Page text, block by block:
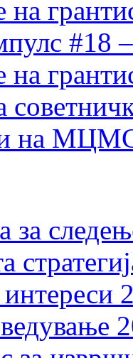
на
#18
на
на МЦМС
за